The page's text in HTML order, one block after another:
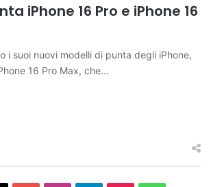
iPhone 16 Pro e iPhone 16
i suoi nuovi modelli di punta degli iPhone,
16 Pro Max, che…